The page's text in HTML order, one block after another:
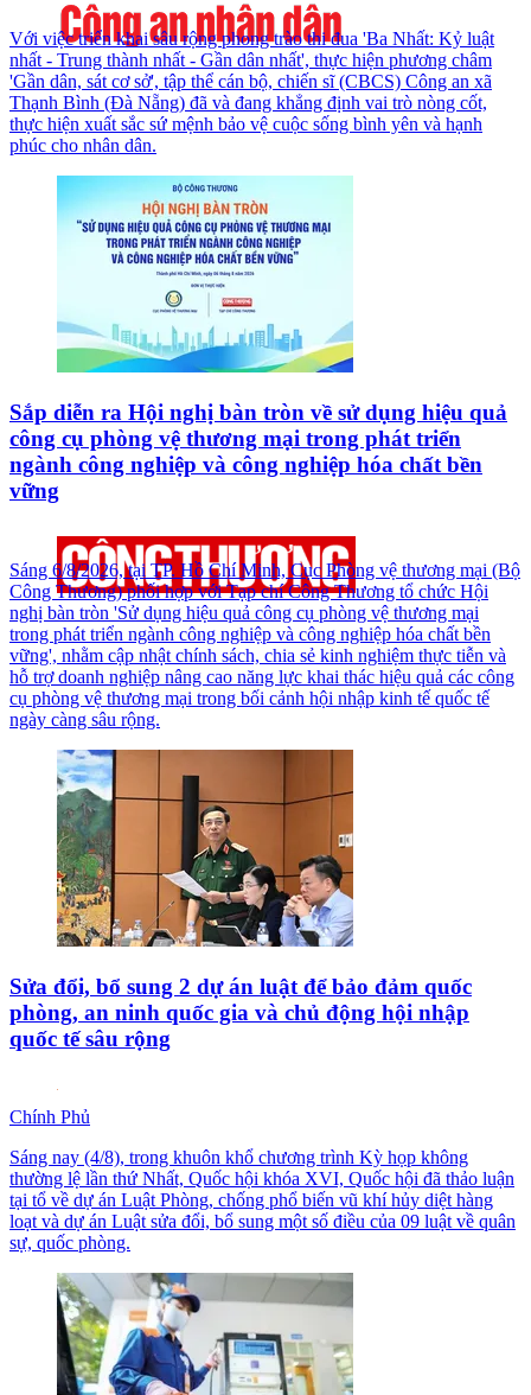
Với việc triển khai sâu rộng phong trào thi đua 'Ba Nhất: Kỷ luật
nhất - Trung thành nhất - Gần dân nhất', thực hiện phương châm
'Gần dân, sát cơ sở', tập thể cán bộ, chiến sĩ (CBCS) Công an xã
Thạnh Bình (Đà Nẵng) đã và đang khẳng định vai trò nòng cốt,
thực hiện xuất sắc sứ mệnh bảo vệ cuộc sống bình yên và hạnh
phúc cho nhân dân.
Sắp diễn ra Hội nghị bàn tròn về sử dụng hiệu quả
công cụ phòng vệ thương mại trong phát triển
ngành công nghiệp và công nghiệp hóa chất bền
vững
Sáng 6/8/2026, tại TP. Hồ Chí Minh, Cục Phòng vệ thương mại (Bộ
Công Thương) phối hợp với Tạp chí Công Thương tổ chức Hội
nghị bàn tròn 'Sử dụng hiệu quả công cụ phòng vệ thương mại
trong phát triển ngành công nghiệp và công nghiệp hóa chất bền
vững', nhằm cập nhật chính sách, chia sẻ kinh nghiệm thực tiễn và
hỗ trợ doanh nghiệp nâng cao năng lực khai thác hiệu quả các công
cụ phòng vệ thương mại trong bối cảnh hội nhập kinh tế quốc tế
ngày càng sâu rộng.
Sửa đổi, bổ sung 2 dự án luật để bảo đảm quốc
phòng, an ninh quốc gia và chủ động hội nhập
quốc tế sâu rộng
Chính Phủ
Sáng nay (4/8), trong khuôn khổ chương trình Kỳ họp không
thường lệ lần thứ Nhất, Quốc hội khóa XVI, Quốc hội đã thảo luận
tại tổ về dự án Luật Phòng, chống phổ biến vũ khí hủy diệt hàng
loạt và dự án Luật sửa đổi, bổ sung một số điều của 09 luật về quân
sự, quốc phòng.